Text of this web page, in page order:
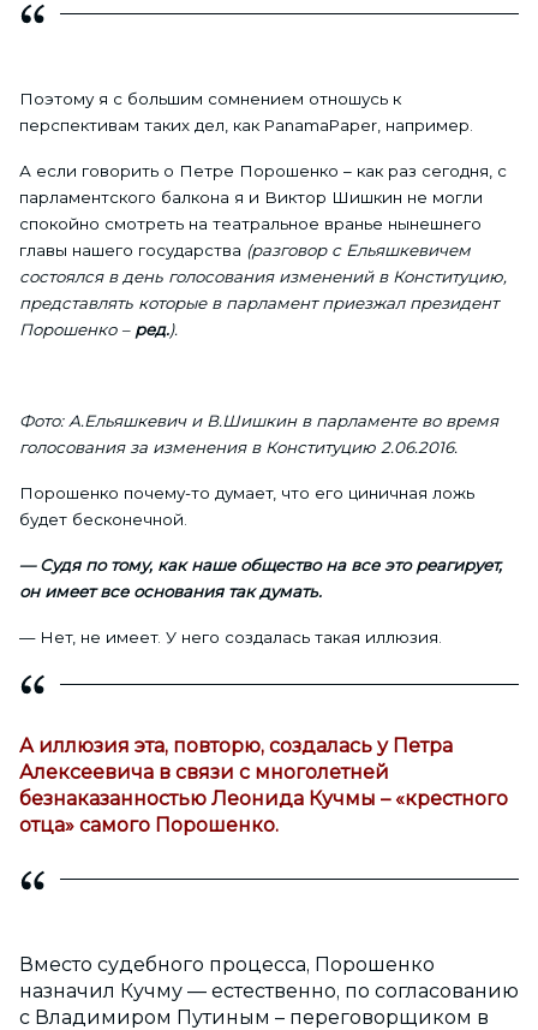
Поэтому я с большим сомнением отношусь к
перспективам таких дел, как PanamaPaper, например.
А если говорить о Петре Порошенко – как раз сегодня, с
парламентского балкона я и Виктор Шишкин не могли
спокойно смотреть на театральное вранье нынешнего
главы нашего государства (разговор с Ельяшкевичем
состоялся в день голосования изменений в Конституцию,
представлять которые в парламент приезжал президент
Порошенко – ред.).
Фото: А.Ельяшкевич и В.Шишкин в парламенте во время
голосования за изменения в Конституцию 2.06.2016.
Порошенко почему-то думает, что его циничная ложь
будет бесконечной.
— Судя по тому, как наше общество на все это реагирует,
он имеет все основания так думать.
— Нет, не имеет. У него создалась такая иллюзия.
А иллюзия эта, повторю, создалась у Петра
Алексеевича в связи с многолетней
безнаказанностью Леонида Кучмы – «крестного
отца» самого Порошенко.
Вместо судебного процесса, Порошенко
назначил Кучму — естественно, по согласованию
с Владимиром Путиным – переговорщиком в